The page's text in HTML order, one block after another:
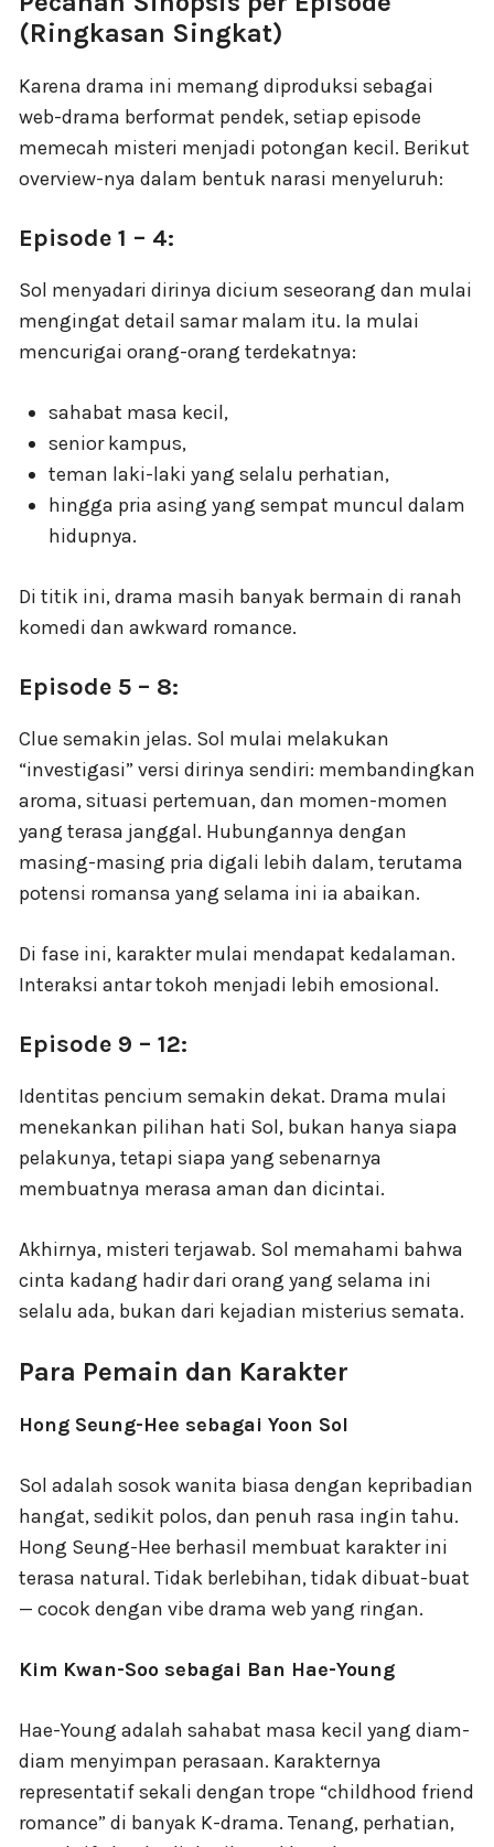
(Ringkasan Singkat)
Karena drama ini memang diproduksi sebagai
web-drama berformat pendek, setiap episode
memecah misteri menjadi potongan kecil. Berikut
overview-nya dalam bentuk narasi menyeluruh:
Episode 1 – 4:
Sol menyadari dirinya dicium seseorang dan mulai
mengingat detail samar malam itu. Ia mulai
mencurigai orang-orang terdekatnya:
sahabat masa kecil,
senior kampus,
teman laki-laki yang selalu perhatian,
hingga pria asing yang sempat muncul dalam
hidupnya.
Di titik ini, drama masih banyak bermain di ranah
komedi dan awkward romance.
Episode 5 – 8:
Clue semakin jelas. Sol mulai melakukan
“investigasi” versi dirinya sendiri: membandingkan
aroma, situasi pertemuan, dan momen-momen
yang terasa janggal. Hubungannya dengan
masing-masing pria digali lebih dalam, terutama
potensi romansa yang selama ini ia abaikan.
Di fase ini, karakter mulai mendapat kedalaman.
Interaksi antar tokoh menjadi lebih emosional.
Episode 9 – 12:
Identitas pencium semakin dekat. Drama mulai
menekankan pilihan hati Sol, bukan hanya siapa
pelakunya, tetapi siapa yang sebenarnya
membuatnya merasa aman dan dicintai.
Akhirnya, misteri terjawab. Sol memahami bahwa
cinta kadang hadir dari orang yang selama ini
selalu ada, bukan dari kejadian misterius semata.
Para Pemain dan Karakter
Hong Seung-Hee sebagai Yoon Sol
Sol adalah sosok wanita biasa dengan kepribadian
hangat, sedikit polos, dan penuh rasa ingin tahu.
Hong Seung-Hee berhasil membuat karakter ini
terasa natural. Tidak berlebihan, tidak dibuat-buat
— cocok dengan vibe drama web yang ringan.
Kim Kwan-Soo sebagai Ban Hae-Young
Hae-Young adalah sahabat masa kecil yang diam-
diam menyimpan perasaan. Karakternya
representatif sekali dengan trope “childhood friend
romance” di banyak K-drama. Tenang, perhatian,